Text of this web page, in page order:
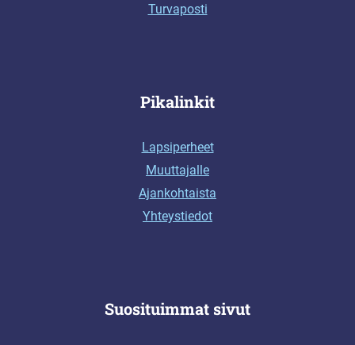
Turvaposti
Pikalinkit
Lapsiperheet
Muuttajalle
Ajankohtaista
Yhteystiedot
Suosituimmat sivut